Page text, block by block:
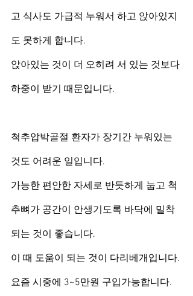
고 식사도 가급적 누워서 하고 앉아있지
도 못하게 합니다.
앉아있는 것이 더 오히려 서 있는 것보다
하중이 받기 때문입니다.
척추압박골절 환자가 장기간 누워있는
것도 어려운 일입니다.
가능한 편안한 자세로 반듯하게 눕고 척
추뼈가 공간이 안생기도록 바닥에 밀착
되는 것이 좋습니다.
이 때 도움이 되는 것이 다리베개입니다.
요즘 시중에 3~5만원 구입가능합니다.